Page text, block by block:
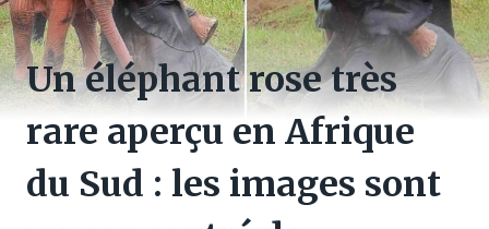
Un éléphant rose très
rare aperçu en Afrique
du Sud : les images sont